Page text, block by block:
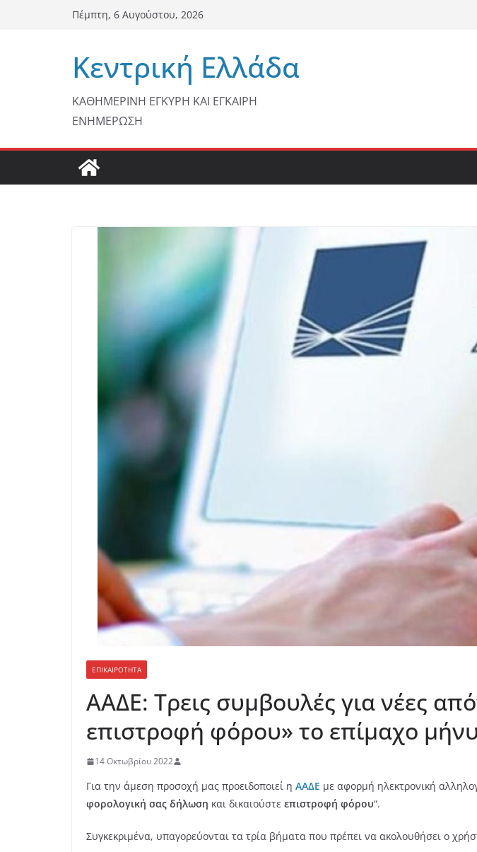
Πέμπτη, 6 Αυγούστου, 2026
Κεντρική Ελλάδα
ΚΑΘΗΜΕΡΙΝΗ ΕΓΚΥΡΗ ΚΑΙ ΕΓΚΑΙΡΗ
ΕΝΗΜΕΡΩΣΗ
ΕΠΙΚΑΙΡΟΤΗΤΑ
ΑΑΔΕ: Τρεις συμβουλές για νέες
επιστροφή φόρου» το επίμαχο
14 Οκτωβρίου 2022
Για την άμεση προσοχή μας προειδοποιεί η ΑΑΔΕ με αφορμή ηλεκτρονική
φορολογική σας δήλωση και δικαιούστε επιστροφή φόρου“.
Συγκεκριμένα, υπαγορεύονται τα τρία βήματα που πρέπει να ακολουθήσει ο